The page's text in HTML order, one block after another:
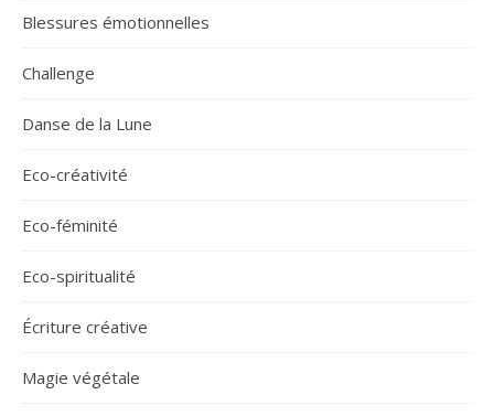
Blessures émotionnelles
Challenge
Danse de la Lune
Eco-créativité
Eco-féminité
Eco-spiritualité
Écriture créative
Magie végétale